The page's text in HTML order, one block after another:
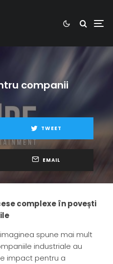
companii
TWEET
EMAIL
complexe în povești
spune mai mult
industriale au
impact pentru a